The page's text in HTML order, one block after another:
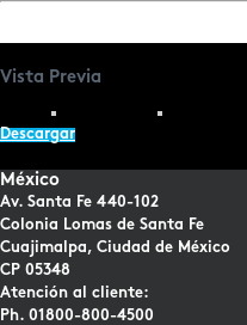
Vista Previa
Descargar
México
Av. Santa Fe 440-102
Colonia Lomas de Santa Fe
Cuajimalpa, Ciudad de México
CP 05348
Atención al cliente:
Ph. 01800-800-4500